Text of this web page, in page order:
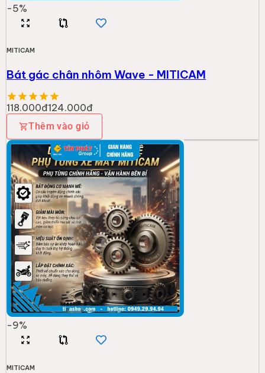
-5%
MITICAM
Bát gác chân nhôm Wave - MITICAM
118.000đ124.000đ
Thêm vào giỏ
-9%
MITICAM